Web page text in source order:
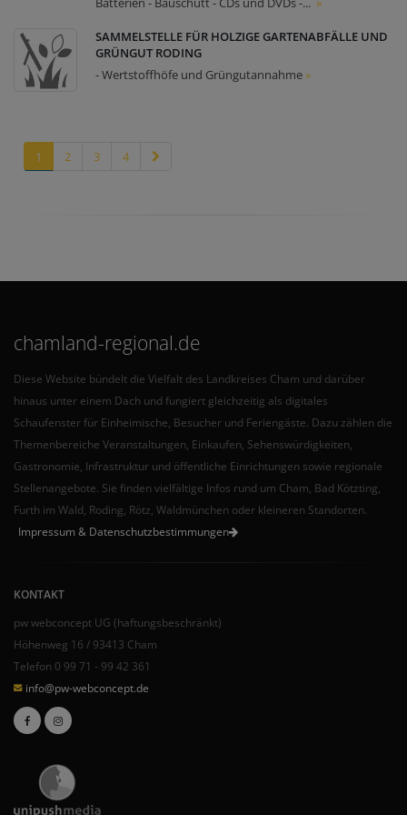
SAMMELSTELLE FÜR HOLZIGE GARTENABFÄLLE UND
GRÜNGUT RODING
- Wertstoffhöfe und Grüngutannahme »
1 2 3 4
chamland-regional.de
Diese Website bündelt die Vielfalt des Landkreises Cham und darüber
hinaus unter einem Dach und fungiert gleichzeitig als digitales
Schaufenster für Einheimische, Besucher und Feriengäste. Dazu zählen die
Themenbereiche Veranstaltungen, Einkaufen, Sehenswürdigkeiten,
Gastronomie, Infrastruktur und öffentliche Einrichtungen sowie regionale
Stellenangebote. Sie finden vielfältige Infos rund um Cham, Bad Kötzting,
Furth im Wald, Roding, Rötz, Waldmünchen oder kleineren Standorten.
Impressum & Datenschutzbestimmungen
KONTAKT
pw webconcept UG (haftungsbeschränkt)
Höhenweg 16 / 93413 Cham
Telefon 0 99 71 - 99 42 361
info@pw-webconcept.de